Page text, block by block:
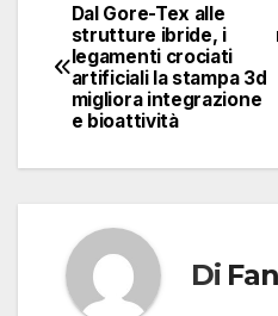
Navigazione
articoli
Dal Gore-Tex alle
strutture ibride, i
legamenti crociati
artificiali la stampa 3d
migliora integrazione
e bioattività
Di